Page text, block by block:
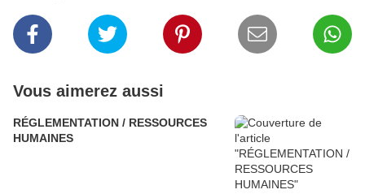
Vous aimerez aussi
RÉGLEMENTATION / RESSOURCES
HUMAINES